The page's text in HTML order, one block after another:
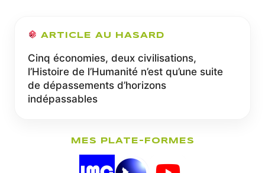
ARTICLE AU HASARD
Cinq économies, deux civilisations,
l’Histoire de l’Humanité n’est qu’une suite
de dépassements d’horizons
indépassables
MES PLATE-FORMES